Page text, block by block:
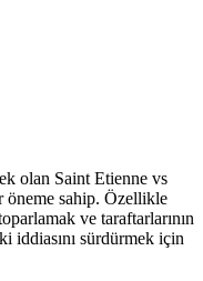
olan Saint Etienne vs
öneme sahip. Özellikle
ve taraftarlarının
iddiasını sürdürmek için